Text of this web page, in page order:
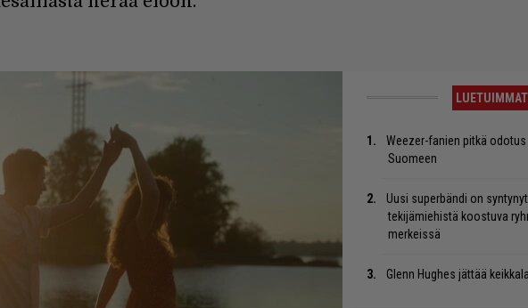
Weezer-fanien pitkä
Suomeen
Uusi superbändi on
tekijämiehistä koostuva
merkeissä
Glenn Hughes jättää